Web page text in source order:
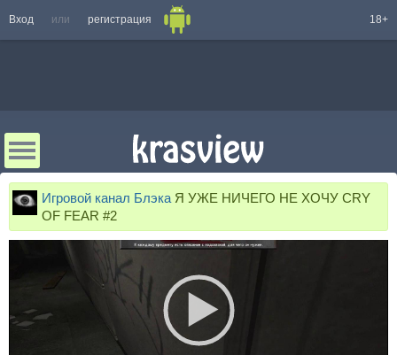
Вход или регистрация 18+
Игровой канал Блэка Я УЖЕ НИЧЕГО НЕ ХОЧУ CRY
OF FEAR #2